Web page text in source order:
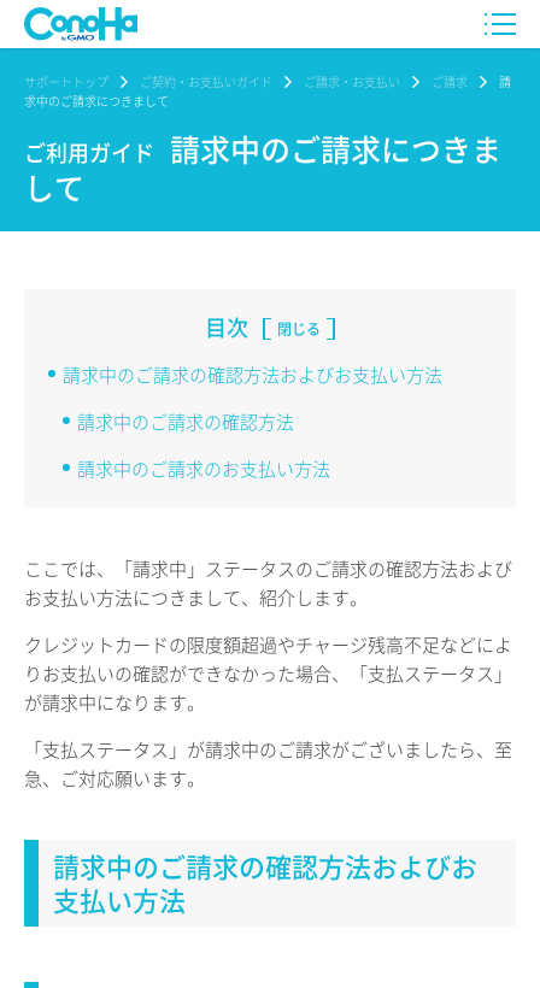
サポートトップ ご契約・お支払いガイド ご請求・お支払い ご請求
請
求中のご請求につきまして
ご利用ガイド 請求中のご請求につきま
して
目次 閉じる
請求中のご請求の確認方法およびお支払い方法
請求中のご請求の確認方法
請求中のご請求のお支払い方法
ここでは、「請求中」ステータスのご請求の確認方法および
お支払い方法につきまして、紹介します。
クレジットカードの限度額超過やチャージ残高不足などによ
りお支払いの確認ができなかった場合、「支払ステータス」
が請求中になります。
「支払ステータス」が請求中のご請求がございましたら、至
急、ご対応願います。
請求中のご請求の確認方法およびお
支払い方法